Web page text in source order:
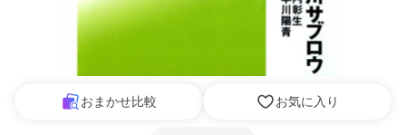
おまかせ比較 お気に入り